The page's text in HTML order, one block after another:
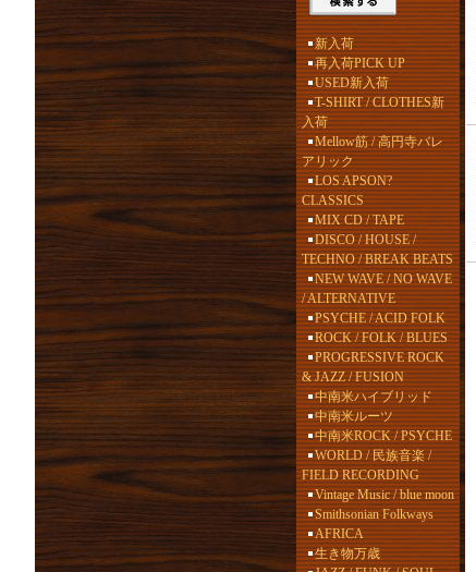
新入荷
再入荷PICK UP
USED新入荷
T-SHIRT / CLOTHES新
入荷
Mellow筋 / 高円寺バレ
アリック
LOS APSON?
CLASSICS
MIX CD / TAPE
DISCO / HOUSE /
TECHNO / BREAK BEATS
NEW WAVE / NO WAVE
/ ALTERNATIVE
PSYCHE / ACID FOLK
ROCK / FOLK / BLUES
PROGRESSIVE ROCK
& JAZZ / FUSION
中南米ハイブリッド
中南米ルーツ
中南米ROCK / PSYCHE
WORLD / 民族音楽 /
FIELD RECORDING
Vintage Music / blue moon
Smithsonian Folkways
AFRICA
生き物万歳